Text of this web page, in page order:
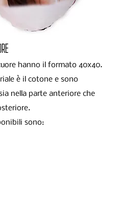
hanno il formato 40x40.
è il cotone e sono
nella parte anteriore che
sono: